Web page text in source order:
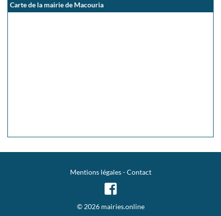
Carte de la mairie de Macouria
Mentions légales-Contact
© 2026 mairies.online